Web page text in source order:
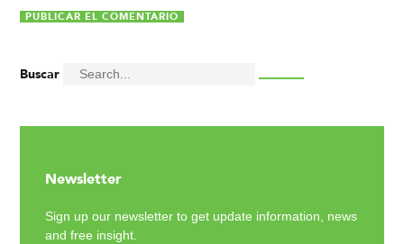
Buscar
Newsletter
Sign up our newsletter to get update information, news
and free insight.